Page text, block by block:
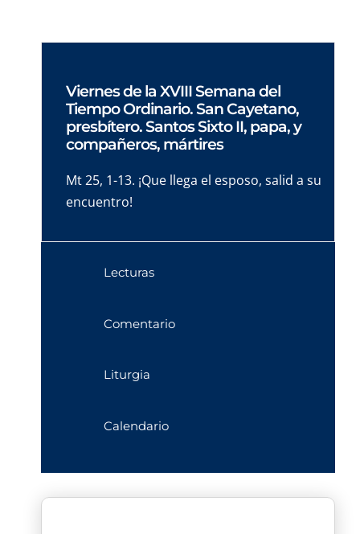
Viernes de la XVIII Semana del
Tiempo Ordinario. San Cayetano,
presbítero. Santos Sixto II, papa, y
compañeros, mártires
Mt 25, 1-13. ¡Que llega el esposo, salid a su
encuentro!
Lecturas
Comentario
Liturgia
Calendario